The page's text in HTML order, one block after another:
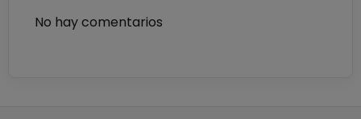
No hay comentarios